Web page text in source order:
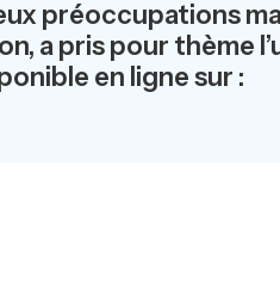
préoccupations
a pris pour thème
en ligne sur :